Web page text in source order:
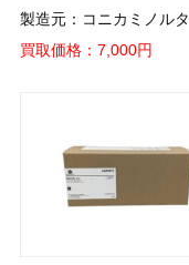
製造元：コニカミノルタ
買取価格：7,000円